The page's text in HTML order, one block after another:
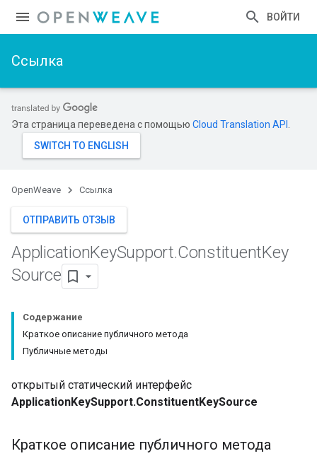
ВОЙТИ
Ссылка
Эта страница переведена с помощью Cloud Translation API
OpenWeave Ссылка
ОТПРАВИТЬ ОТЗЫВ
ApplicationKeySupport.ConstituentKey
Source
Содержание
Краткое описание публичного метода
Публичные методы
открытый статический интерфейс
ApplicationKeySupport.ConstituentKeySource
Краткое описание публичного метода